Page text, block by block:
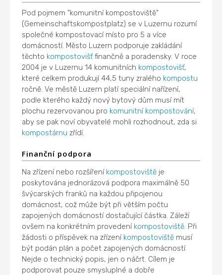
Pod pojmem "komunitní kompostoviště"
(Gemeinschaftskompostplatz) se v Luzernu rozumí
společné kompostovací místo pro 5 a více
domácností. Město Luzern podporuje zakládání
těchto kompostovišťfinančně a poradensky. V roce
2004 je v Luzernu 14 komunitních kompostovišť,
které celkem produkují 44,5 tuny zralého kompostu
ročně. Ve městě Luzern platí speciální nařízení,
podle kterého každý nový bytový dům musí mít
plochu rezervovanou pro komunitní kompostování,
aby se pak noví obyvatelé mohli rozhodnout, zda si
kompostárnu zřídí.
Finanční podpora
Na zřízení nebo rozšíření kompostoviště je
poskytována jednorázová podpora maximálně 50
švýcarských franků na každou připojenou
domácnost, což může být při větším počtu
zapojených domácností dostačující částka. Záleží
ovšem na konkrétním provedení kompostoviště . Při
žádosti o příspěvek na zřízení kompostoviště musí
být podán plán a počet zapojených domácností.
Nejde o technický popis, jen o náčrt. Cílem je
podporovat pouze smysluplné a dobře